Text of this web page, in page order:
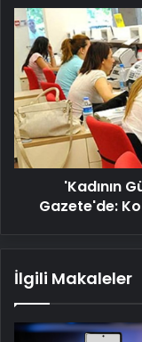
'Kadının
Güçlenmesi'
genelgesi
Resmi
Gazete'de:
Koordinasyon
kurulu oluşturuldu
'Kadının
Gazete'de:
İlgili Makaleler